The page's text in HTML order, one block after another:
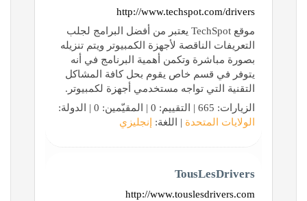
http://www.techspot.com/drivers
موقع TechSpot يعتبر من أفضل البرامج لجلب
التعريفات الناقصة لأجهزة الكمبيوتر ويتم تنزيله
بصورة مباشرة وتكمن أهمية البرنامج في أنه
يتوفر في قسم خاص يقوم بحل كافة المشاكل
التقنية التي تواجه مستخدمي أجهزة لكمبيوتر.
الزيارات: 665 | التقييم: 0 | المقيّمين: 0 | الدولة:
الولايات المتحدة | اللغة: إنجليزي
TousLesDrivers
http://www.touslesdrivers.com